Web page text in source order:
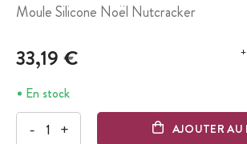
Moule Silicone Noël Nutcracker
33,19 €
En stock
- + AJOUTER AU